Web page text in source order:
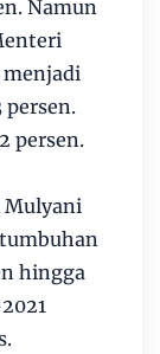
Namun
menjadi
persen.
persen.
Mulyani
hingga